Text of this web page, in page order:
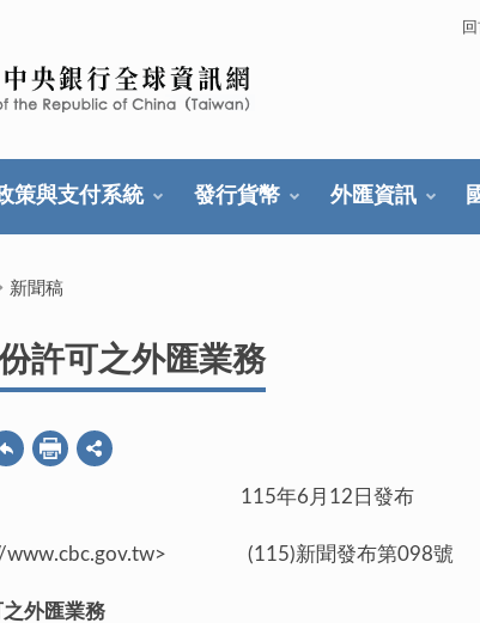
策與支付系統 發行貨幣 外匯資訊
新聞稿
許可之外匯業務
115年6月12日發布
//www.cbc.gov.tw> (115)新聞發布第098號
外匯業務